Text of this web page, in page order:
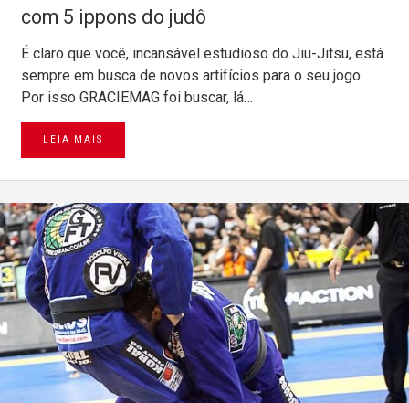
com 5 ippons do judô
É claro que você, incansável estudioso do Jiu-Jitsu, está
sempre em busca de novos artifícios para o seu jogo.
Por isso GRACIEMAG foi buscar, lá…
LEIA MAIS